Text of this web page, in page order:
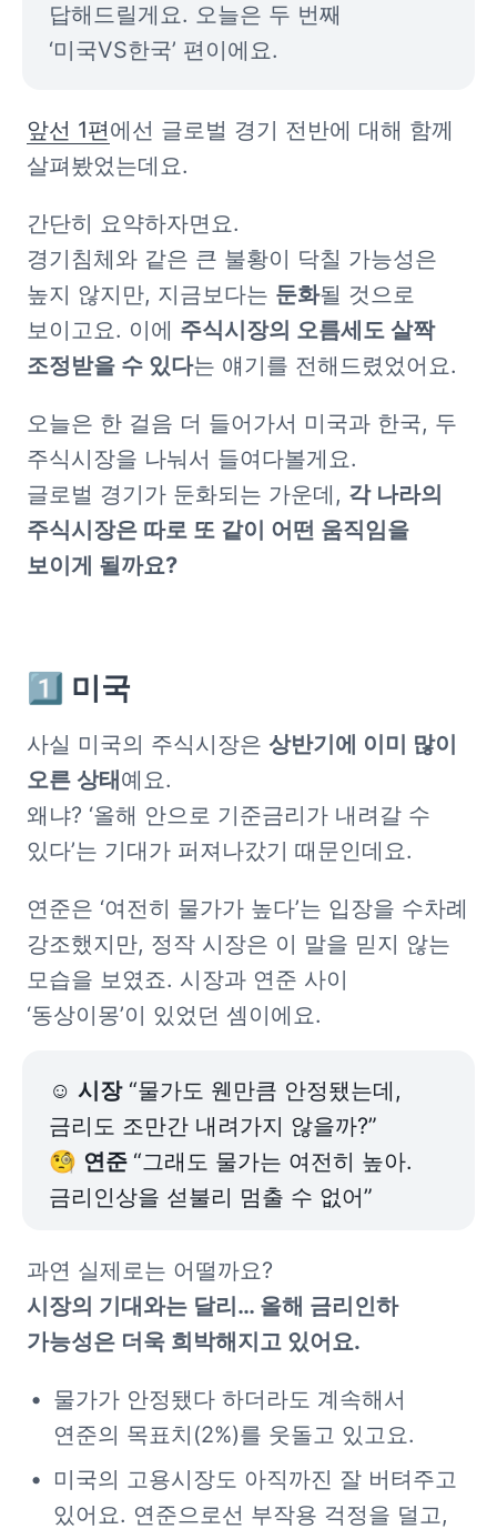
답해드릴게요. 오늘은 두 번째
‘미국VS한국’ 편이에요.
앞선 1편에선 글로벌 경기 전반에 대해 함께
살펴봤었는데요.
간단히 요약하자면요.
경기침체와 같은 큰 불황이 닥칠 가능성은
높지 않지만, 지금보다는 둔화될 것으로
보이고요. 이에 주식시장의 오름세도 살짝
조정받을 수 있다는 얘기를 전해드렸었어요.
오늘은 한 걸음 더 들어가서 미국과 한국, 두
주식시장을 나눠서 들여다볼게요.
글로벌 경기가 둔화되는 가운데, 각 나라의
주식시장은 따로 또 같이 어떤 움직임을
보이게 될까요?
1️⃣ 미국
사실 미국의 주식시장은 상반기에 이미 많이
오른 상태예요.
왜냐? ‘올해 안으로 기준금리가 내려갈 수
있다’는 기대가 퍼져나갔기 때문인데요.
연준은 ‘여전히 물가가 높다’는 입장을 수차례
강조했지만, 정작 시장은 이 말을 믿지 않는
모습을 보였죠. 시장과 연준 사이
‘동상이몽’이 있었던 셈이에요.
☺️ 시장 “물가도 웬만큼 안정됐는데,
금리도 조만간 내려가지 않을까?”
🧐 연준 “그래도 물가는 여전히 높아.
금리인상을 섣불리 멈출 수 없어”
과연 실제로는 어떨까요?
시장의 기대와는 달리… 올해 금리인하
가능성은 더욱 희박해지고 있어요.
물가가 안정됐다 하더라도 계속해서
연준의 목표치(2%)를 웃돌고 있고요.
미국의 고용시장도 아직까진 잘 버텨주고
있어요. 연준으로선 부작용 걱정을 덜고,